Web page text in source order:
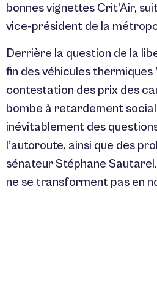
bonnes vignettes Crit’Air,
vice-président de la
Derrière la question de la
fin des véhicules
contestation des prix des
bombe à retardement
inévitablement des
l’autoroute, ainsi que des
sénateur Stéphane
ne se transforment pas en